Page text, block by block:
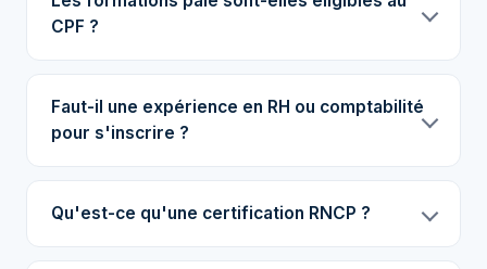
CPF ?
Faut-il une expérience en RH ou comptabilité
pour s'inscrire ?
Qu'est-ce qu'une certification RNCP ?